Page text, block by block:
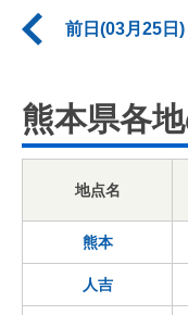
前日(03月25日)
熊本県各
地点名
熊本
人吉